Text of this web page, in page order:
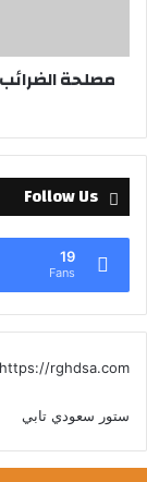
مصلحة
Follow Us
19
Fans
https://rghdsa.com/
ستور سعودي تابي